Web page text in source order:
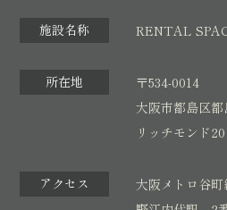
施設名称 RENTAL
所在地
〒534-0014
大阪市都島区
リッチモンド
アクセス
大阪メトロ谷町